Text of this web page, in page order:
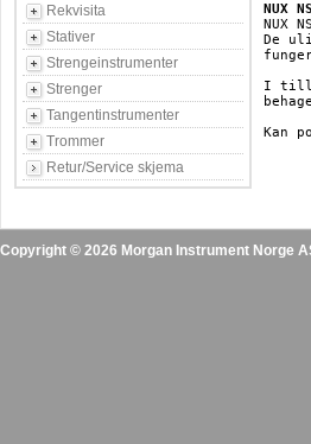
Rekvisita
Stativer
Strengeinstrumenter
Strenger
Tangentinstrumenter
Trommer
Retur/Service skjema
NUX
NUX
De
I
Copyright © 2026 Morgan Instrument Norge